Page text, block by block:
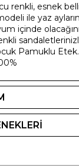
renkli, esnek
ile yaz
içinde
Pamuklu